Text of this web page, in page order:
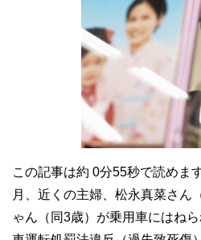
この記事は約 0分55秒で読めま
月、近くの主婦、松永真菜さん
ゃん（同3歳）が乗用車にはね